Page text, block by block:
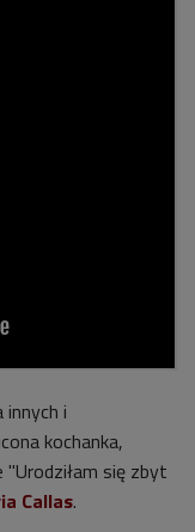
i
kochanka,
"Urodziłam się zbyt
Callas.